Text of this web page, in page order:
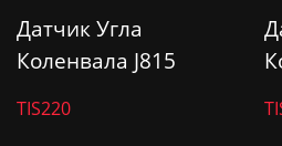
Датчик Угла
Коленвала J815
TIS220